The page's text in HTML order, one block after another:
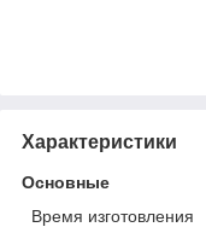
Характеристики
Основные
Время изготовления